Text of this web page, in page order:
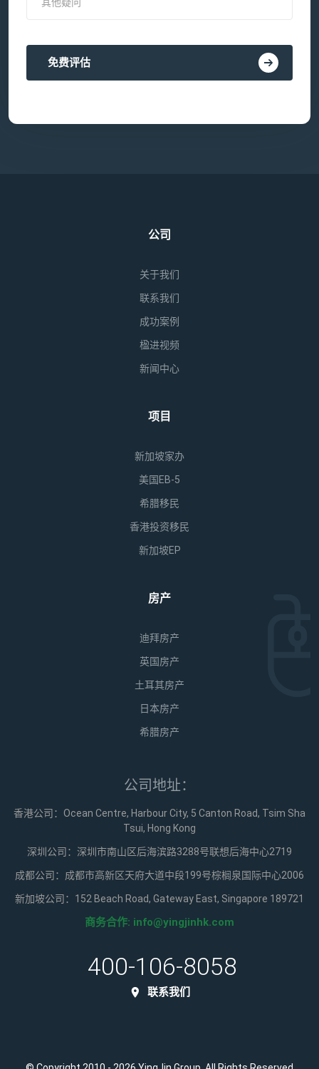
免费评估
公司
关于我们
联系我们
成功案例
楹进视频
新闻中心
项目
新加坡家办
美国EB-5
希腊移民
香港投资移民
新加坡EP
房产
迪拜房产
英国房产
土耳其房产
日本房产
希腊房产
公司地址：
香港公司：Ocean Centre, Harbour City, 5 Canton Road, Tsim Sha
Tsui, Hong Kong
深圳公司：深圳市南山区后海滨路3288号联想后海中心2719
成都公司：成都市高新区天府大道中段199号棕榈泉国际中心2006
新加坡公司：152 Beach Road, Gateway East, Singapore 189721
商务合作: info@yingjinhk.com
400-106-8058
联系我们